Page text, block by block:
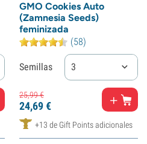
GMO Cookies Auto
(Zamnesia Seeds)
feminizada
(58)
Semillas 3
25,99€
24,69€
+13 de Gift Points adicionales